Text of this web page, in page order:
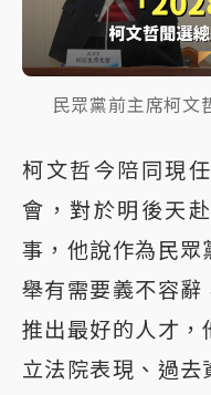
民眾黨前主席柯文
柯文哲今陪同現
會，對於明後天
事，他說作為民眾
舉有需要義不容辭
推出最好的人才，
立法院表現、過